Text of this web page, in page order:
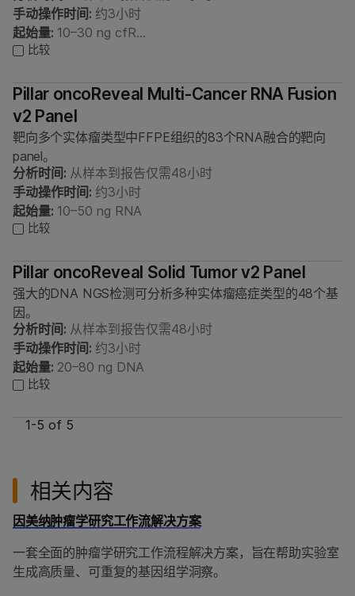
手动操作时间: 约3小时
起始量: 10–30 ng cfR…
比较
Pillar oncoReveal Multi-Cancer RNA Fusion
v2 Panel
靶向多个实体瘤类型中FFPE组织的83个RNA融合的靶向
panel。
分析时间: 从样本到报告仅需48小时
手动操作时间: 约3小时
起始量: 10–50 ng RNA
比较
Pillar oncoReveal Solid Tumor v2 Panel
强大的DNA NGS检测可分析多种实体瘤癌症类型的48个基
因。
分析时间: 从样本到报告仅需48小时
手动操作时间: 约3小时
起始量: 20–80 ng DNA
比较
1-5 of 5
相关内容
因美纳肿瘤学研究工作流解决方案
一套全面的肿瘤学研究工作流程解决方案，旨在帮助实验室
生成高质量、可重复的基因组学洞察。